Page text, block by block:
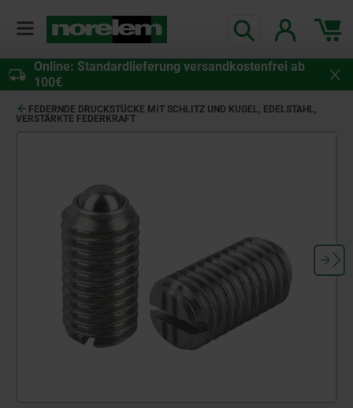
Online: Standardlieferung versandkostenfrei ab
100€
FEDERNDE DRUCKSTÜCKE MIT SCHLITZ UND KUGEL, EDELSTAHL,
VERSTÄRKTE FEDERKRAFT